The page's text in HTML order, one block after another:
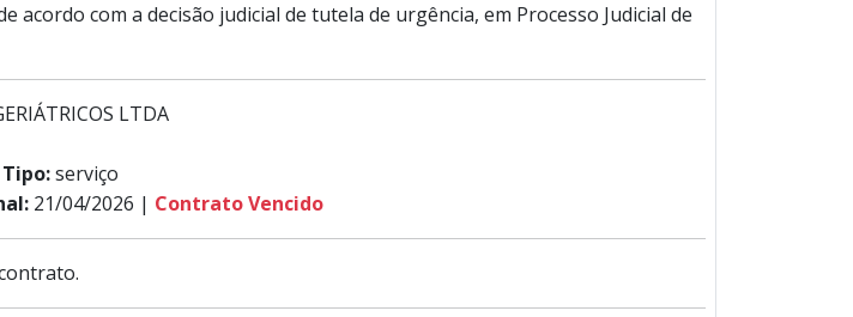
acordo com a decisão judicial de tutela de urgência, em Processo Judicial de
LTDA
Tipo:serviço
21/04/2026 | Contrato Vencido